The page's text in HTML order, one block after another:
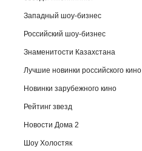
Западный шоу-бизнес
Российский шоу-бизнес
Знаменитости Казахстана
Лучшие новинки российского кино
Новинки зарубежного кино
Рейтинг звезд
Новости Дома 2
Шоу Холостяк